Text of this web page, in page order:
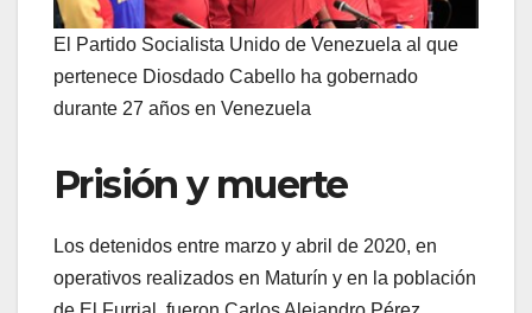
El Partido Socialista Unido de Venezuela al que
pertenece Diosdado Cabello ha gobernado
durante 27 años en Venezuela
Prisión y muerte
Los detenidos entre marzo y abril de 2020, en
operativos realizados en Maturín y en la población